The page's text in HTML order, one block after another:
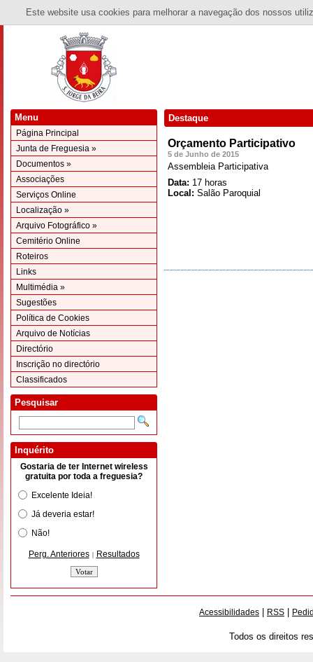
Este website usa cookies para melhorar a navegação dos nossos
Menu
Página Principal
Junta de Freguesia »
Documentos »
Associações
Serviços Online
Localização »
Arquivo Fotográfico »
Cemitério Online
Roteiros
Links
Multimédia »
Sugestões
Política de Cookies
Arquivo de Notícias
Directório
Inscrição no directório
Classificados
Pesquisar
Inquérito
Gostaria de ter Internet wireless
gratuita por toda a freguesia?
Excelente Ideia!
Já deveria estar!
Não!
Perg. Anteriores | Resultados
Destaque
Orçamento Participativo
5 de Junho de 2015
Assembleia Participativa
Data: 17 horas
Local: Salão Paroquial
Acessibilidades RSS
Todos os direitos